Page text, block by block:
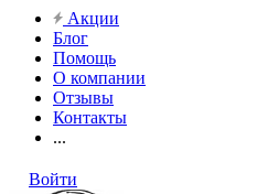
Акции
Блог
Помощь
О компании
Отзывы
Контакты
...
Войти